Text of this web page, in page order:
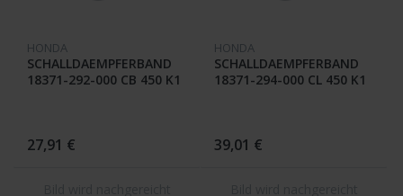
HONDA
SCHALLDAEMPFERBAND
18371-292-000 CB 450 K1
27,91 €
HONDA
SCHALLDAEMPFERBAND
18371-294-000 CL 450 K1
39,01 €